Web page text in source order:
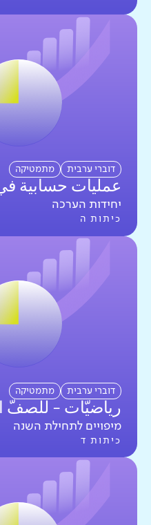
דוברי ערבית מתמטיקה
عمليات حسابية في
יחידות הערכה
כיתות ה
דוברי ערבית מתמטיקה
رياضيّات - للصفّ
מיפויים לתחילת השנה
כיתות ד